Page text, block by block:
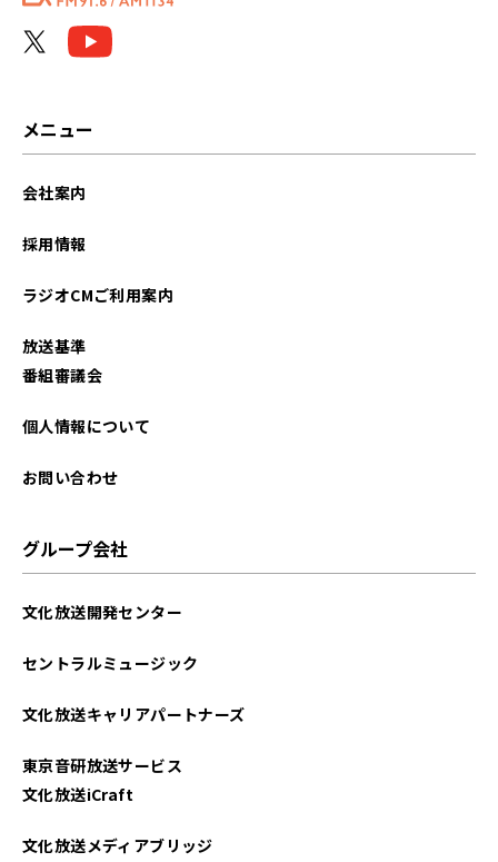
メニュー
会社案内
採用情報
ラジオCMご利用案内
放送基準
番組審議会
個人情報について
お問い合わせ
グループ会社
文化放送開発センター
セントラルミュージック
文化放送キャリアパートナーズ
東京音研放送サービス
文化放送iCraft
文化放送メディアブリッジ